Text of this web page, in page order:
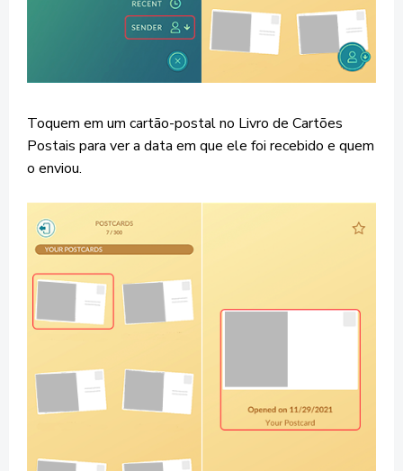
Toquem em um cartão-postal no Livro de Cartões
Postais para ver a data em que ele foi recebido e quem
o enviou.